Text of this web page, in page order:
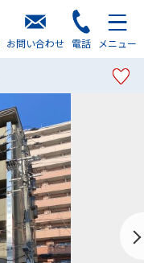
お問い合わせ 電話 メニュー